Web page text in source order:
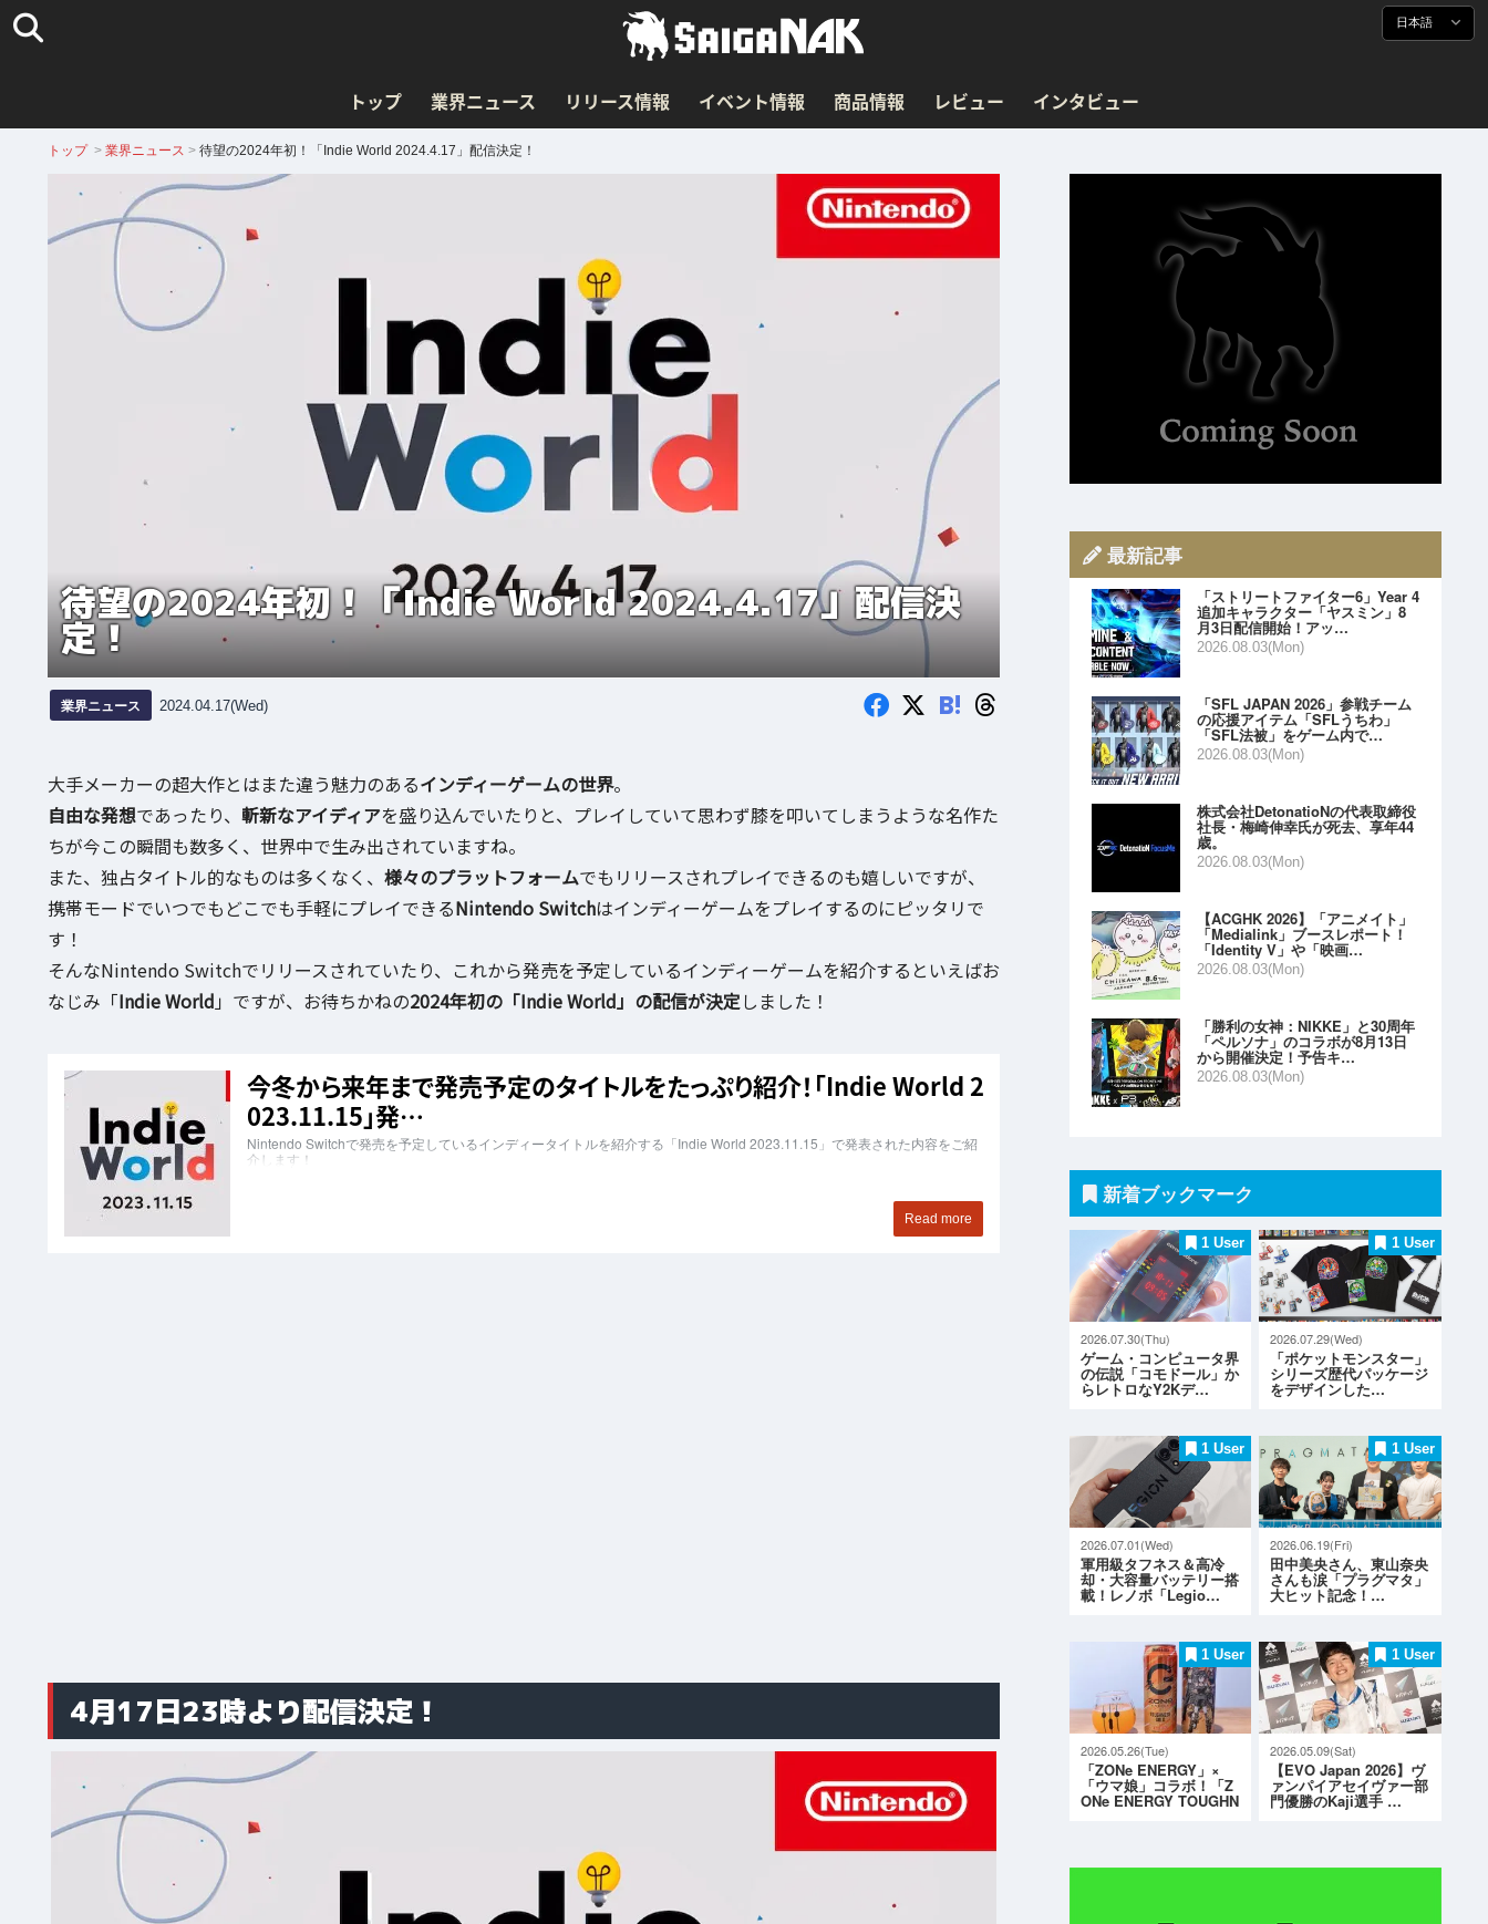
日本語
トップ 業界ニュース リリース情報 イベント情報 商品情報 レビュー インタビュー
トップ > 業界ニュース > 待望の2024年初！「Indie World 2024.4.17」配信決定！
待望の2024年初！「Indie World 2024.4.17」配信決
定！
業界ニュース 2024.04.17(Wed) B!
大手メーカーの超大作とはまた違う魅力のあるインディーゲームの世界。
自由な発想であったり、 斬新なアイディアを盛り込んでいたりと、プレイしていて思わず膝を叩いてしまうような名作た
ちが今この瞬間も数多く、世界中で生み出されていますね。
また、独占タイトル的なものは多くなく、 様々のプラットフォームでもリリースされプレイできるのも嬉しいですが、
携帯モードでいつでもどこでも手軽にプレイできるNintendo Switchはインディーゲームをプレイするのにピッタリで
す！
そんなNintendo Switchでリリースされていたり、これから発売を予定しているインディーゲームを紹介するといえばお
なじみ「Indie World 」ですが、お待ちかねの2024年初の「Indie World」の配信が決定しました！
4月17日23時より配信決定！
最新記事
「ストリートファイター6」Year 4
追加キャラクター「ヤスミン」8
月3日配信開始！アッ…
2026.08.03(Mon)
「SFL JAPAN 2026」参戦チーム
の応援アイテム「SFLうちわ」
「SFL法被」をゲーム内で…
2026.08.03(Mon)
株式会社DetonatioNの代表取締役
社長・梅崎伸幸氏が死去、享年44
歳。
2026.08.03(Mon)
【ACGHK 2026】「アニメイト」
「Medialink」ブースレポート！
「Identity V」や「映画…
2026.08.03(Mon)
「勝利の女神：NIKKE」と30周年
「ペルソナ」のコラボが8月13日
から開催決定！予告キ…
2026.08.03(Mon)
新着ブックマーク
1 User
2026.07.30(Thu)
ゲーム・コンピュータ界
の伝説「コモドール」か
らレトロなY2Kデ…
1 User
2026.07.29(Wed)
「ポケットモンスター」
シリーズ歴代パッケージ
をデザインした…
1 User
2026.07.01(Wed)
軍用級タフネス＆高冷
却・大容量バッテリー搭
載！レノボ「Legio…
1 User
2026.06.19(Fri)
田中美央さん、東山奈央
さんも涙「プラグマタ」
大ヒット記念！…
1 User
2026.05.26(Tue)
「ZONe ENERGY」×
「ウマ娘」コラボ！「Z
ONe ENERGY TOUGHN
1 User
2026.05.09(Sat)
【EVO Japan 2026】ヴ
ァンパイアセイヴァー部
門優勝のKaji選手 …